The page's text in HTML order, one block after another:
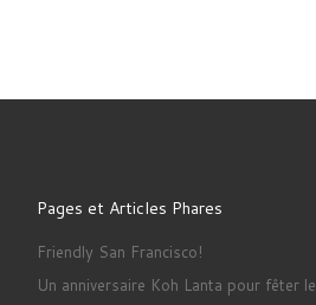
Pages et Articles Phares
Friendly San Francisco!
Un anniversaire Koh Lanta pour fêter